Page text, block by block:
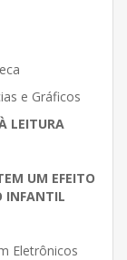
e Gráficos
LEITURA
UM EFEITO
INFANTIL
Eletrônicos